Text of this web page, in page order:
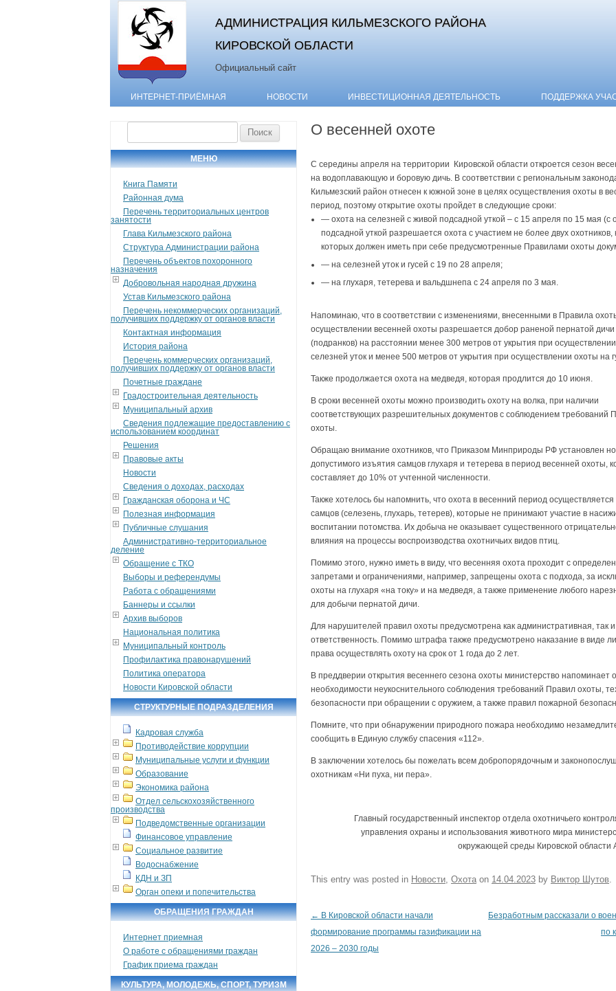
АДМИНИСТРАЦИЯ КИЛЬМЕЗСКОГО РАЙОНА
КИРОВСКОЙ ОБЛАСТИ
Официальный сайт
Skip to content
ИНТЕРНЕТ-ПРИЁМНАЯ НОВОСТИ ИНВЕСТИЦИОННАЯ ДЕЯТЕЛЬНОСТЬ ПОДДЕРЖКА
МЕНЮ
Книга Памяти
Районная дума
Перечень территориальных центров
занятости
Глава Кильмезского района
Структура Администрации района
Перечень объектов похоронного
назначения
Добровольная народная дружина
Устав Кильмезского района
Перечень некоммерческих организаций,
получивших поддержку от органов власти
Контактная информация
История района
Перечень коммерческих организаций,
получивших поддержку от органов власти
Почетные граждане
Градостроительная деятельность
Муниципальный архив
Сведения подлежащие предоставлению с
использованием координат
Решения
Правовые акты
Новости
Сведения о доходах, расходах
Гражданская оборона и ЧС
Полезная информация
Публичные слушания
Административно-территориальное
деление
Обращение с ТКО
Выборы и референдумы
Работа с обращениями
Баннеры и ссылки
Архив выборов
Национальная политика
Муниципальный контроль
Профилактика правонарушений
Политика оператора
Новости Кировской области
СТРУКТУРНЫЕ ПОДРАЗДЕЛЕНИЯ
Кадровая служба
Противодействие коррупции
Муниципальные услуги и функции
Образование
Экономика района
Отдел сельскохозяйственного
производства
Подведомственные организации
Финансовое управление
Социальное развитие
Водоснабжение
КДН и ЗП
Орган опеки и попечительства
ОБРАЩЕНИЯ ГРАЖДАН
Интернет приемная
О работе с обращениями граждан
График приема граждан
КУЛЬТУРА, МОЛОДЕЖЬ, СПОРТ, ТУРИЗМ
О весенней охоте
С середины апреля на территории Кировской области откроется сезон
на водоплавающую и боровую дичь. В соответствии с региональным
Кильмезский район отнесен к южной зоне в целях осуществления охоты в
период, поэтому открытие охоты пройдет в следующие сроки:
— охота на селезней с живой подсадной уткой – с 15 апреля по 15 мая (с
подсадной уткой разрешается охота с участием не более двух охотников,
которых должен иметь при себе предусмотренные Правилами охоты
— на селезней уток и гусей с 19 по 28 апреля;
— на глухаря, тетерева и вальдшнепа с 24 апреля по 3 мая.
Напоминаю, что в соответствии с изменениями, внесенными в Правила
осуществлении весенней охоты разрешается добор раненой пернатой дичи
(подранков) на расстоянии менее 300 метров от укрытия при
селезней уток и менее 500 метров от укрытия при осуществлении охоты на
Также продолжается охота на медведя, которая продлится до 10 июня.
В сроки весенней охоты можно производить охоту на волка, при наличии
соответствующих разрешительных документов с соблюдением требований
охоты.
Обращаю внимание охотников, что Приказом Минприроды РФ установлен
допустимого изъятия самцов глухаря и тетерева в период весенней охоты,
составляет до 10% от учтенной численности.
Также хотелось бы напомнить, что охота в весенний период осуществляется
самцов (селезень, глухарь, тетерев), которые не принимают участие в
воспитании потомства. Их добыча не оказывает существенного
влияния на процессы воспроизводства охотничьих видов птиц.
Помимо этого, нужно иметь в виду, что весенняя охота проходит с
запретами и ограничениями, например, запрещены охота с подхода, за
охоты на глухаря «на току» и на медведя, а также применение любого
для добычи пернатой дичи.
Для нарушителей правил охоты предусмотрена как административная, так и
ответственность. Помимо штрафа также предусмотрено наказание в виде
права осуществлять охоту на срок от 1 года до 2 лет.
В преддверии открытия весеннего сезона охоты министерство напоминает
необходимости неукоснительного соблюдения требований Правил охоты,
безопасности при обращении с оружием, а также правил пожарной
Помните, что при обнаружении природного пожара необходимо
сообщить в Единую службу спасения «112».
В заключении хотелось бы пожелать всем добропорядочным и
охотникам «Ни пуха, ни пера».
Главный государственный инспектор отдела охотничьего
управления охраны и использования животного мира
окружающей среды Кировской области
This entry was posted in Новости, Охота on 14.04.2023 by Виктор Шутов.
Post navigation
← В Кировской области начали
формирование программы газификации на
2026 – 2030 годы
Безработным рассказали о
по